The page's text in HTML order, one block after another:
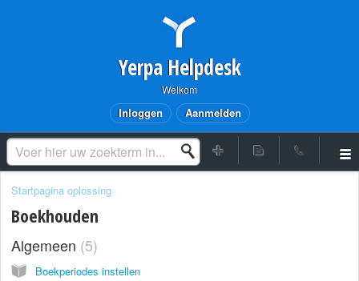
Yerpa Helpdesk
Welkom
Inloggen Aanmelden
Startpagina oplossing
Boekhouden
Algemeen 5
Boekperiodes instellen